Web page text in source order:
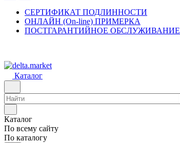
СЕРТИФИКАТ ПОДЛИННОСТИ
ОНЛАЙН (On-line) ПРИМЕРКА
ПОСТГАРАНТИЙНОЕ ОБСЛУЖИВАНИЕ
Каталог
Каталог
По всему сайту
По каталогу